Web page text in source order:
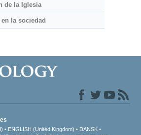
de la Iglesia
la sociedad
ENGLISH (United Kingdom)
DANSK